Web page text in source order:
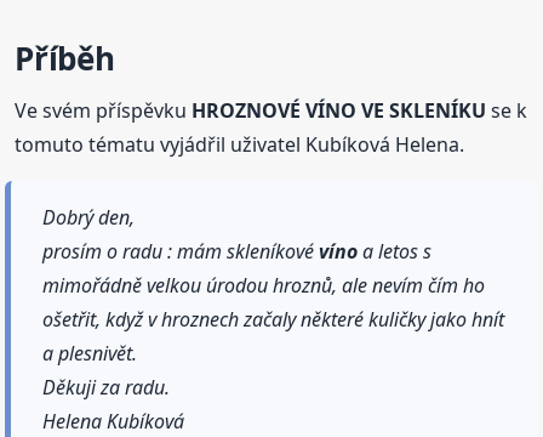
Příběh
Ve svém příspěvku HROZNOVÉ VÍNO VE SKLENÍKU se k
tomuto tématu vyjádřil uživatel Kubíková Helena.
Dobrý den,
prosím o radu : mám skleníkovévínoa letos s
mimořádně velkou úrodou hroznů, ale nevím čím ho
ošetřit, když v hroznech začaly některé kuličky jako hnít
a plesnivět.
Děkuji za radu.
Helena Kubíková